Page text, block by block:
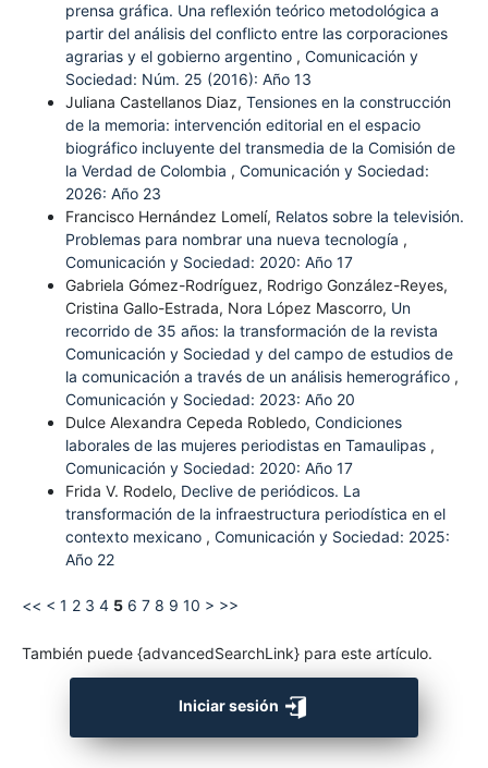
prensa gráfica. Una reflexión teórico metodológica a
partir del análisis del conflicto entre las corporaciones
agrarias y el gobierno argentino , Comunicación y
Sociedad: Núm. 25 (2016): Año 13
Juliana Castellanos Diaz, Tensiones en la construcción
de la memoria: intervención editorial en el espacio
biográfico incluyente del transmedia de la Comisión de
la Verdad de Colombia , Comunicación y Sociedad:
2026: Año 23
Francisco Hernández Lomelí, Relatos sobre la televisión.
Problemas para nombrar una nueva tecnología ,
Comunicación y Sociedad: 2020: Año 17
Gabriela Gómez-Rodríguez, Rodrigo González-Reyes,
Cristina Gallo-Estrada, Nora López Mascorro, Un
recorrido de 35 años: la transformación de la revista
Comunicación y Sociedad y del campo de estudios de
la comunicación a través de un análisis hemerográfico ,
Comunicación y Sociedad: 2023: Año 20
Dulce Alexandra Cepeda Robledo, Condiciones
laborales de las mujeres periodistas en Tamaulipas ,
Comunicación y Sociedad: 2020: Año 17
Frida V. Rodelo, Declive de periódicos. La
transformación de la infraestructura periodística en el
contexto mexicano , Comunicación y Sociedad: 2025:
Año 22
<< < 1 2 3 4 5 6 7 8 9 10 > >>
También puede {advancedSearchLink} para este artículo.
Iniciar sesión